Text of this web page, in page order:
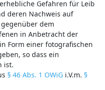
Gefahren für Leib
deren Nachweis auf
dem
in Anbetracht der
Form einer fotografischen
so dass ein
ist.
§ 46 Abs. 1 OWiGi.V.m. §